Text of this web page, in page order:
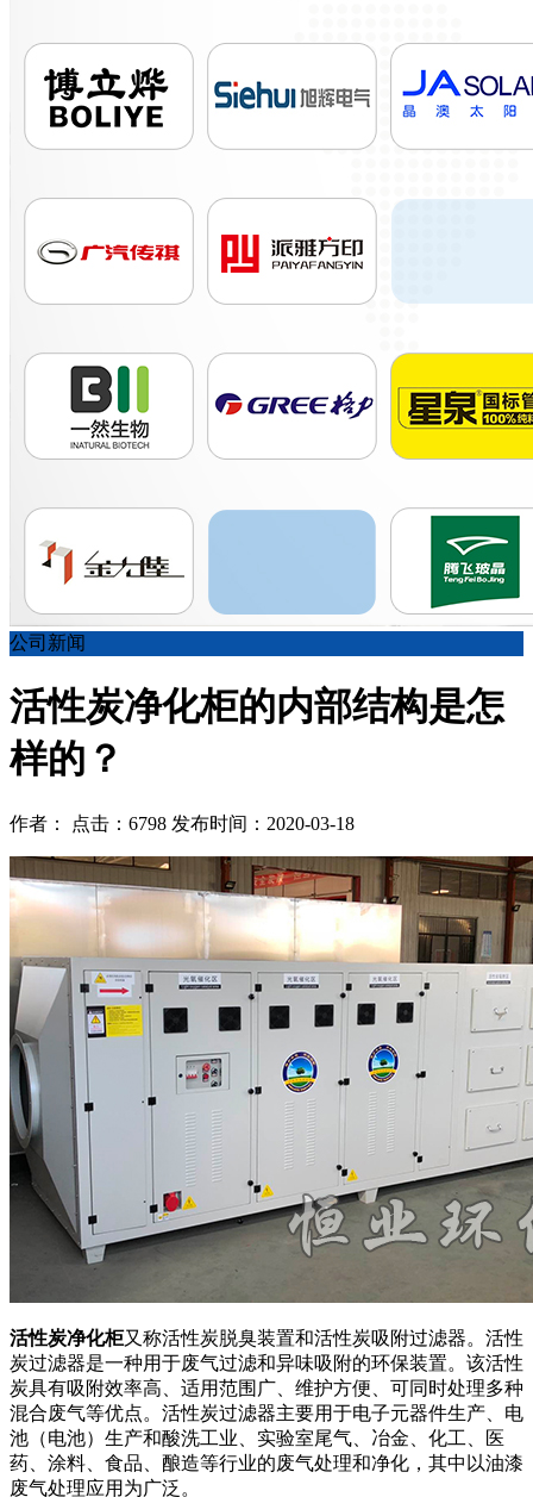
公司新闻
活性炭净化柜的内部结构是怎
样的？
作者： 点击：6798 发布时间：2020-03-18
活性炭净化柜又称活性炭脱臭装置和活性炭吸附过滤器。活性
炭过滤器是一种用于废气过滤和异味吸附的环保装置。该活性
炭具有吸附效率高、适用范围广、维护方便、可同时处理多种
混合废气等优点。活性炭过滤器主要用于电子元器件生产、电
池（电池）生产和酸洗工业、实验室尾气、冶金、化工、医
药、涂料、食品、酿造等行业的废气处理和净化，其中以油漆
废气处理应用为广泛。